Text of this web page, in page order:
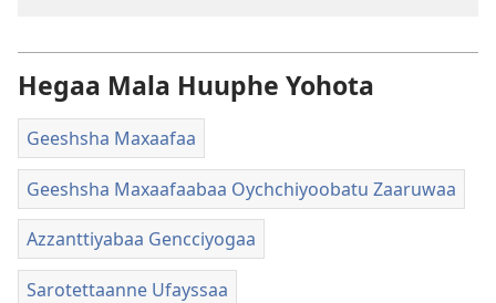
Hegaa Mala Huuphe Yohota
Geeshsha Maxaafaa
Geeshsha Maxaafaabaa Oychchiyoobatu Zaaruwaa
Azzanttiyabaa Gencciyogaa
Sarotettaanne Ufayssaa